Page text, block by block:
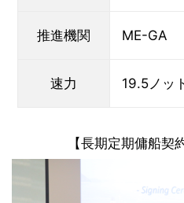
推進機関 ME-GA
速力 19.5ノッ
【長期定期傭船契